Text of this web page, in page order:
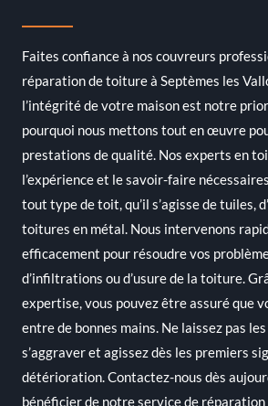
Faites confiance à nos couvreurs
réparation de toiture à Septèmes les
l’intégrité de votre maison est notre
pourquoi nous mettons tout en œuvre
prestations de qualité. Nos experts en
l’expérience et le savoir-faire
tout type de toit, qu’il s’agisse de tuiles,
toitures en métal. Nous intervenons
efficacement pour résoudre vos
d’infiltrations ou d’usure de la toiture.
expertise, vous pouvez être assuré que
entre de bonnes mains. Ne laissez pas
s’aggraver et agissez dès les premiers
détérioration. Contactez-nous dès
bénéficier de notre service de